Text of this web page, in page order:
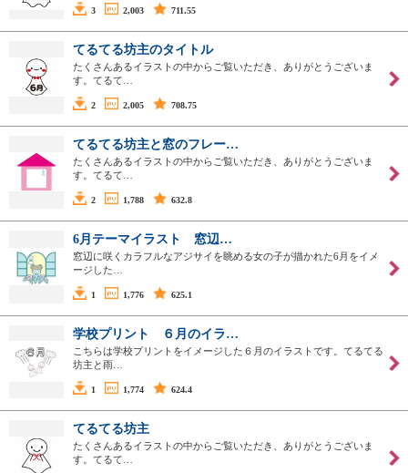
3 2,003 711.55
てるてる坊主のタイトル
たくさんあるイラストの中からご覧いただき、ありがとうございま
す。てるて…
2 2,005 708.75
てるてる坊主と窓のフレー…
たくさんあるイラストの中からご覧いただき、ありがとうございま
す。てるて…
2 1,788 632.8
6月テーマイラスト 窓辺…
窓辺に咲くカラフルなアジサイを眺める女の子が描かれた6月をイメ
ージした…
1 1,776 625.1
学校プリント ６月のイラ…
こちらは学校プリントをイメージした６月のイラストです。てるてる
坊主と雨…
1 1,774 624.4
てるてる坊主
たくさんあるイラストの中からご覧いただき、ありがとうございま
す。てるて…